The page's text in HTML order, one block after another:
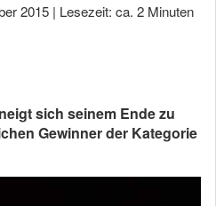
2015 | Lesezeit: ca. 2 Minuten
sich seinem Ende zu
Gewinner der Kategorie